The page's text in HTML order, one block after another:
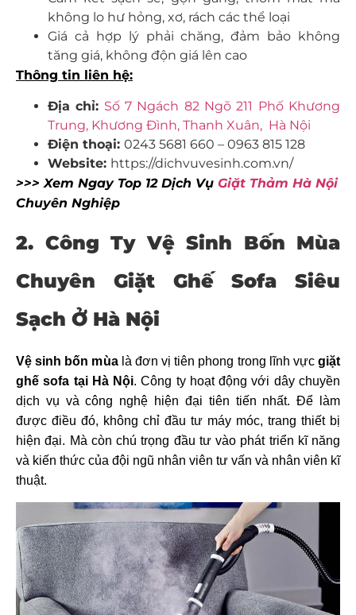
không lo hư hỏng, xơ, rách các thể loại
Giá cả hợp lý phải chăng, đảm bảo không
tăng giá, không độn giá lên cao
Thông tin liên hệ:
Địa chỉ: Số 7 Ngách 82 Ngõ 211 Phố Khương
Trung, Khương Đình, Thanh Xuân, Hà Nội
Điện thoại: 0243 5681 660 – 0963 815 128
Website: https://dichvuvesinh.com.vn/
>>> Xem Ngay Top 12 Dịch Vụ Giặt Thảm Hà Nội
Chuyên Nghiệp
2. Công Ty Vệ Sinh Bốn Mùa
Chuyên Giặt Ghế Sofa Siêu
Sạch Ở Hà Nội
Vệ sinh bốn mùalà đơn vị tiên phong trong lĩnh vực giặt
ghế sofa tại Hà Nội. Công ty hoạt động với dây chuyền
dịch vụ và công nghệ hiện đại tiên tiến nhất. Để làm
được điều đó, không chỉ đầu tư máy móc, trang thiết bị
hiện đại. Mà còn chú trọng đầu tư vào phát triển kĩ năng
và kiến thức của đội ngũ nhân viên tư vấn và nhân viên kĩ
thuật.